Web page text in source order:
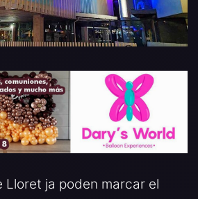
Lloret ja poden marcar el